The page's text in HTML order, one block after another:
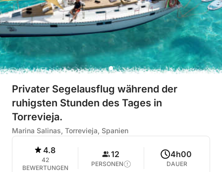
Privater Segelausflug während der
ruhigsten Stunden des Tages in
Torrevieja.
Marina Salinas, Torrevieja, Spanien
4.8
42
BEWERTUNGEN
12
PERSONEN
4h00
DAUER